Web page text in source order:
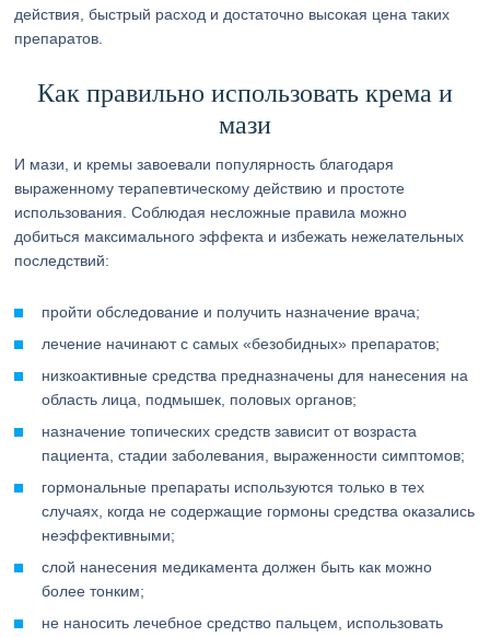
действия, быстрый расход и достаточно высокая цена таких
препаратов.
Как правильно использовать крема и
мази
И мази, и кремы завоевали популярность благодаря
выраженному терапевтическому действию и простоте
использования. Соблюдая несложные правила можно
добиться максимального эффекта и избежать нежелательных
последствий:
пройти обследование и получить назначение врача;
лечение начинают с самых «безобидных» препаратов;
низкоактивные средства предназначены для нанесения на
область лица, подмышек, половых органов;
назначение топических средств зависит от возраста
пациента, стадии заболевания, выраженности симптомов;
гормональные препараты используются только в тех
случаях, когда не содержащие гормоны средства оказались
неэффективными;
слой нанесения медикамента должен быть как можно
более тонким;
не наносить лечебное средство пальцем, использовать